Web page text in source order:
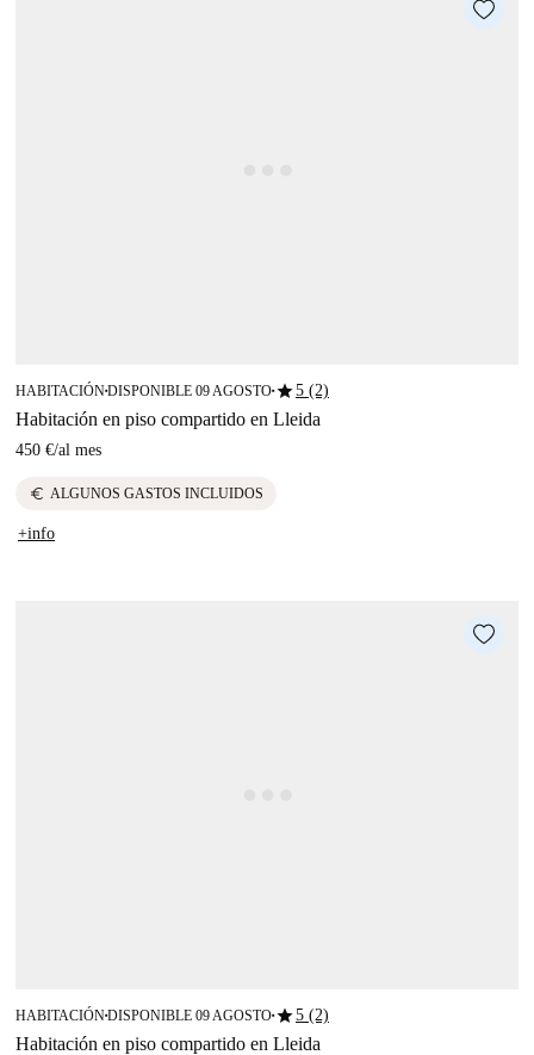
HABITACIÓN■DISPONIBLE 09 AGOSTO■star5 (2)
Habitación en piso compartido en Lleida
450 €/al mes
euro ALGUNOS GASTOS INCLUIDOS
+info
HABITACIÓN■DISPONIBLE 09 AGOSTO■star5 (2)
Habitación en piso compartido en Lleida